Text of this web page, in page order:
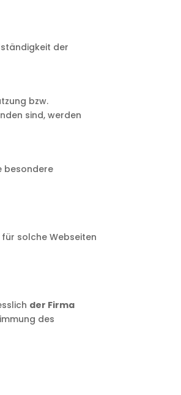
der
bzw.
sind, werden
besondere
solche Webseiten
der Firma
des